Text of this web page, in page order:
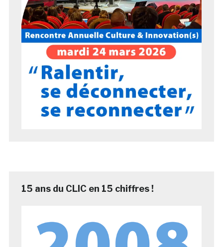
15 ans du CLIC en 15 chiffres !